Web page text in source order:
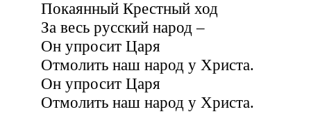
Покаянный Крестный ход
За весь русский народ –
Он упросит Царя
Отмолить наш народ у Христа.
Он упросит Царя
Отмолить наш народ у Христа.